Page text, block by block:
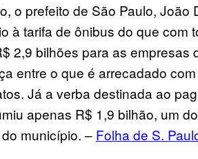
o prefeito de São Paulo, João
à tarifa de ônibus do que com
2,9 bilhões para as empresas
entre o que é arrecadado
Já a verba destinada ao
apenas R$ 1,9 bilhão, um
município. – Folha de S.